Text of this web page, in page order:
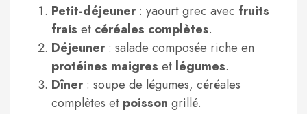
Petit-déjeuner: yaourt grec avec fruits
frais et céréales complètes.
Déjeuner: salade composée riche en
protéines maigres et légumes.
Dîner: soupe de légumes, céréales
complètes et poisson grillé.